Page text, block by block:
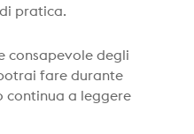
pratica.
consapevole degli
fare durante
continua a leggere